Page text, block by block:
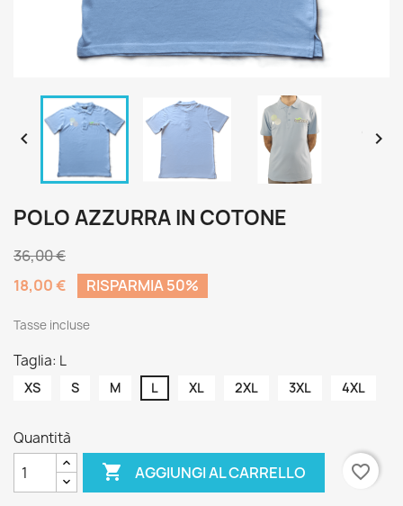
 
POLO AZZURRA IN COTONE
36,00 €
18,00 €
RISPARMIA 50%
Tasse incluse
Taglia: L
XS S M L XL 2XL 3XL 4XL
Quantità
 AGGIUNGI AL CARRELLO favorite_border